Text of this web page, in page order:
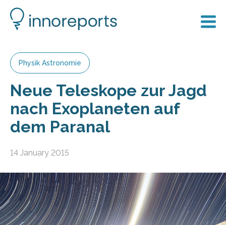
Physik Astronomie
Neue Teleskope zur Jagd
nach Exoplaneten auf
dem Paranal
14 January 2015